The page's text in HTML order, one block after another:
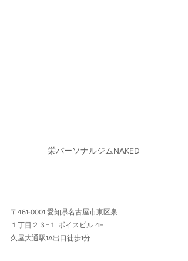
栄パーソナルジムNAKED
〒461-0001 愛知県名古屋市東区泉
１丁目２３−１ ボイスビル 4F
久屋大通駅1A出口徒歩1分